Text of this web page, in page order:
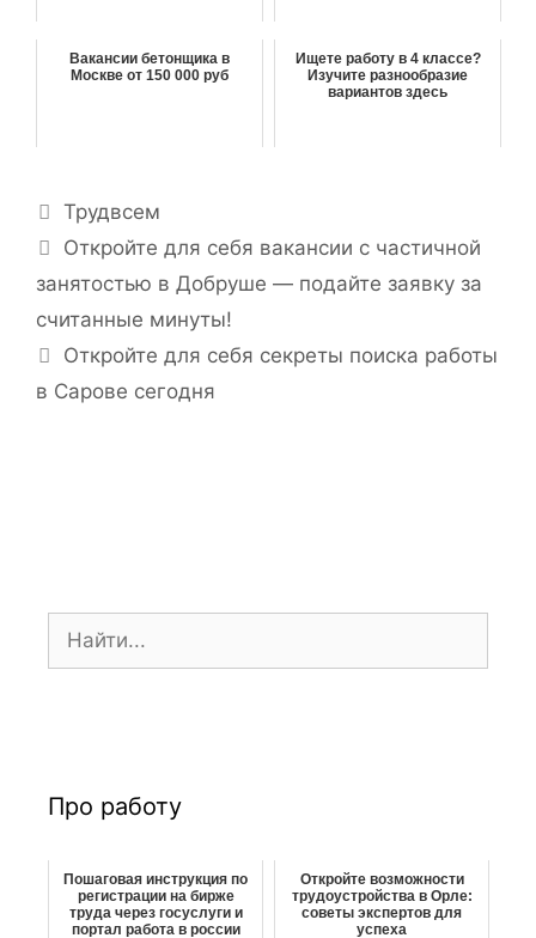
Вакансии бетонщика в
Москве от 150 000 руб
Ищете работу в 4 классе?
Изучите разнообразие
вариантов здесь
Р
у
р
и
к
и
Трудвсем
Н
а
и
г
а
Откройте для себя вакансии с частичной
занятостью в Добруше — подайте заявку за
считанные минуты!
Откройте для себя секреты поиска работы
в Сарове сегодня
Про работу
Пошаговая инструкция по
регистрации на бирже
труда через госуслуги и
портал работа в россии
Откройте возможности
трудоустройства в Орле:
советы экспертов для
успеха